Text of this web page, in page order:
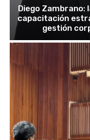
Diego
capacitación
gestión